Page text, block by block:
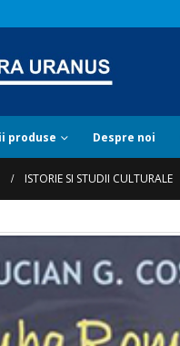
produse Despre noi
ISTORIE SI STUDII CULTURALE